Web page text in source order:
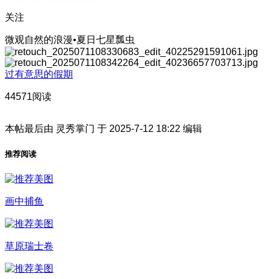
关注
微观自然的浪漫•夏日七星瓢虫
过有意思的假期
44571阅读
本帖最后由 灵秀掌门 于 2025-7-12 18:22 编辑
推荐阅读
画中捕鱼
草原瑞士卷